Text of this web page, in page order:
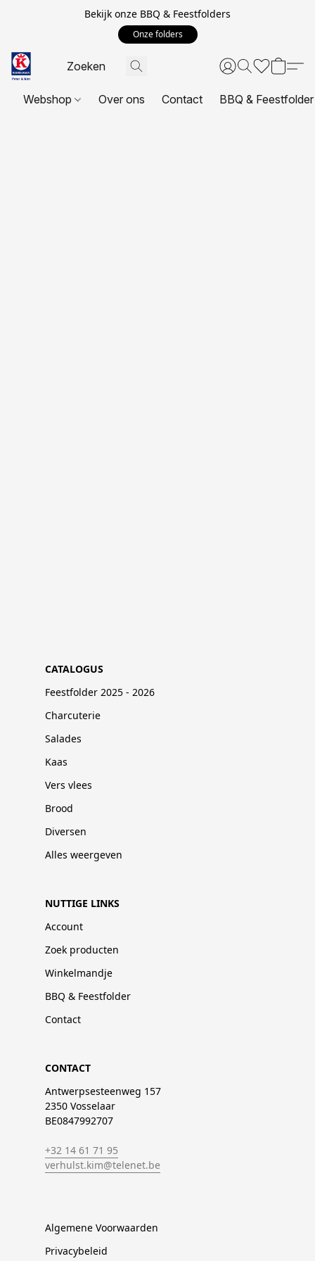
Bekijk onze BBQ & Feestfolders
Onze folders
Webshop Over ons Contact BBQ & Feestfolder
CATALOGUS
Feestfolder 2025 - 2026
Charcuterie
Salades
Kaas
Vers vlees
Brood
Diversen
Alles weergeven
NUTTIGE LINKS
Account
Zoek producten
Winkelmandje
BBQ & Feestfolder
Contact
CONTACT
Antwerpsesteenweg 157
2350 Vosselaar
BE0847992707
+32 14 61 71 95
verhulst.kim@telenet.be
Algemene Voorwaarden
Privacybeleid